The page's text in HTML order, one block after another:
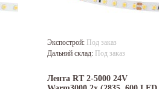
Экспострой: Под заказ
Дальний склад: Под заказ
Лента RT 2-5000 24V